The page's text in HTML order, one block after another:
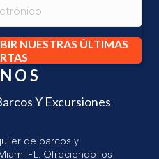
NUESTRAS ÚLTIMAS
Y Excursiones
de barcos y
FL. Ofreciendo los